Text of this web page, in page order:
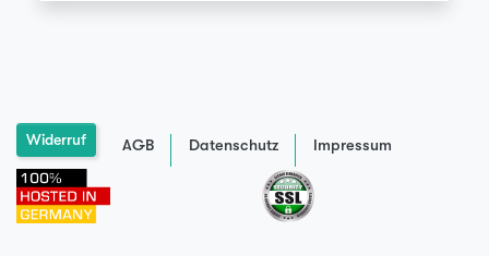
Widerruf AGB Datenschutz Impressum